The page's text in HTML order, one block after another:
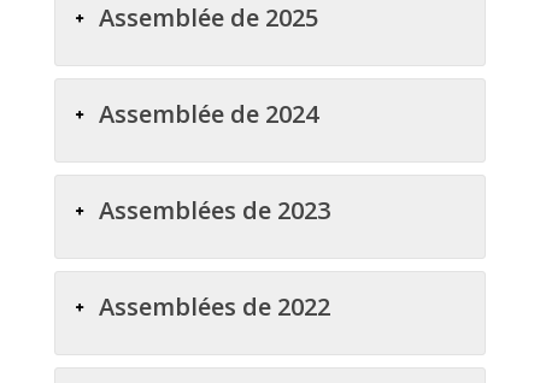
Assemblée de 2025
Assemblée de 2024
Assemblées de 2023
Assemblées de 2022